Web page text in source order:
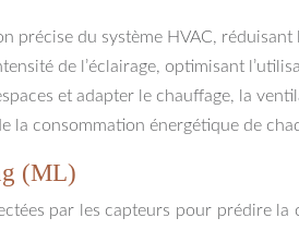
précise du système HVAC,
de l’éclairage, optimisant
et adapter le chauffage, la
la consommation énergétique de
(ML)
par les capteurs pour